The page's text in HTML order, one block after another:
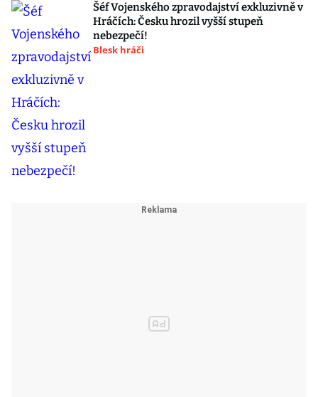
Šéf Vojenského zpravodajství exkluzivně v
Hráčích: Česku hrozil vyšší stupeň
nebezpečí!
Blesk hráči